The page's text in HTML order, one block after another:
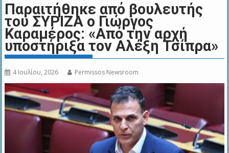
Παραιτήθηκε από βουλευτής
του ΣΥΡΙΖΑ ο Γιώργος
Καραμέρος: «Από την αρχή
υποστήριξα τον Αλέξη Τσίπρα»
4 Ιουλίου, 2026 Permissos Newsroom